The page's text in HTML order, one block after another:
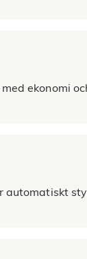
ekonomi